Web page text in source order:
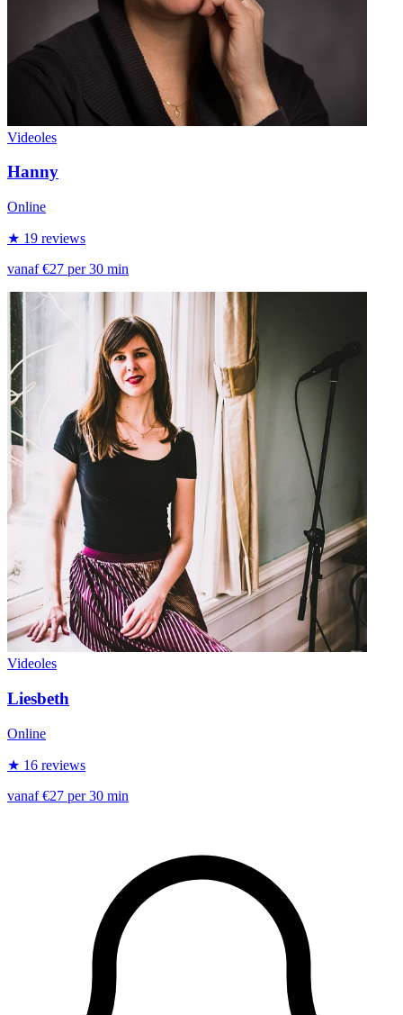
Videoles
Hanny
Online
★ 19 reviews
vanaf €27 per 30 min
Videoles
Liesbeth
Online
★ 16 reviews
vanaf €27 per 30 min